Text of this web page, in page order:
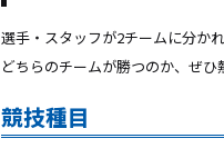
選手・スタッフが2チームに分か
どちらのチームが勝つのか、ぜひ
競技種目